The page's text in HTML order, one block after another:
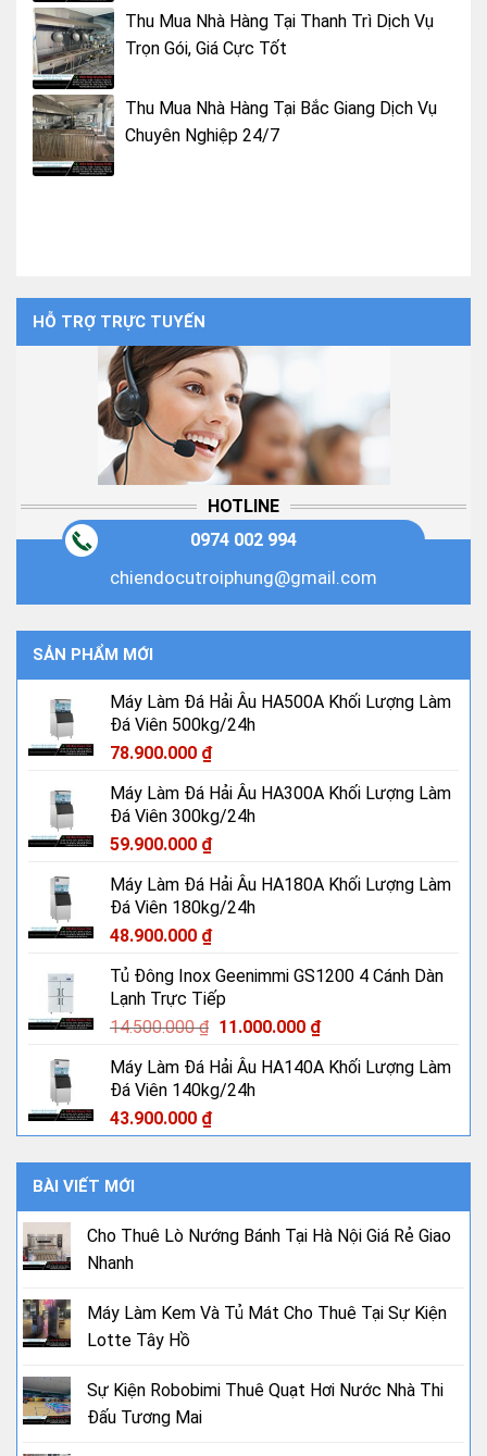
Thu Mua Nhà Hàng Tại Thanh Trì Dịch Vụ
Trọn Gói, Giá Cực Tốt
Thu Mua Nhà Hàng Tại Bắc Giang Dịch Vụ
Chuyên Nghiệp 24/7
HỖ TRỢ TRỰC TUYẾN
HOTLINE
0974 002 994
chiendocutroiphung@gmail.com
SẢN PHẨM MỚI
Máy Làm Đá Hải Âu HA500A Khối Lượng Làm
Đá Viên 500kg/24h
78.900.000 ₫
Máy Làm Đá Hải Âu HA300A Khối Lượng Làm
Đá Viên 300kg/24h
59.900.000 ₫
Máy Làm Đá Hải Âu HA180A Khối Lượng Làm
Đá Viên 180kg/24h
48.900.000 ₫
Tủ Đông Inox Geenimmi GS1200 4 Cánh Dàn
Lạnh Trực Tiếp
14.500.000₫ Giá
là:
14.500.000 ₫.
11.000.000 ₫Giá
tại
Máy Làm Đá Hải Âu HA140A Khối Lượng Làm
Đá Viên 140kg/24h
43.900.000 ₫
BÀI VIẾT MỚI
Cho Thuê Lò Nướng Bánh Tại Hà Nội Giá Rẻ Giao
Nhanh
Máy Làm Kem Và Tủ Mát Cho Thuê Tại Sự Kiện
Lotte Tây Hồ
Sự Kiện Robobimi Thuê Quạt Hơi Nước Nhà Thi
Đấu Tương Mai